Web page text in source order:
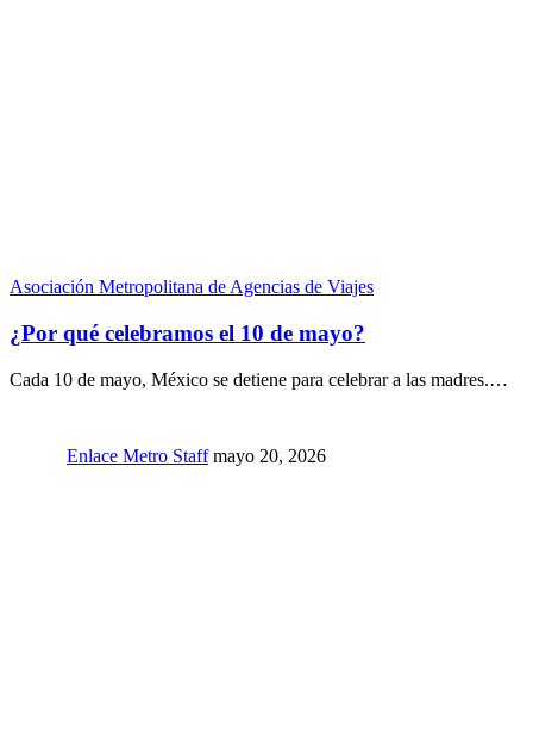
Asociación Metropolitana de Agencias de Viajes
¿Por qué celebramos el 10 de mayo?
Cada 10 de mayo, México se detiene para celebrar a las madres.…
Enlace Metro Staff mayo 20, 2026